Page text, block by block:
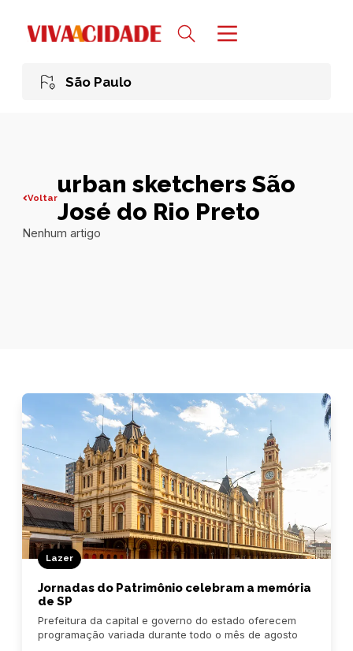
São Paulo
Voltarurban sketchers São
José do Rio Preto
Nenhum artigo
Lazer
Jornadas do Patrimônio celebram a memória
de SP
Prefeitura da capital e governo do estado oferecem
programação variada durante todo o mês de agosto